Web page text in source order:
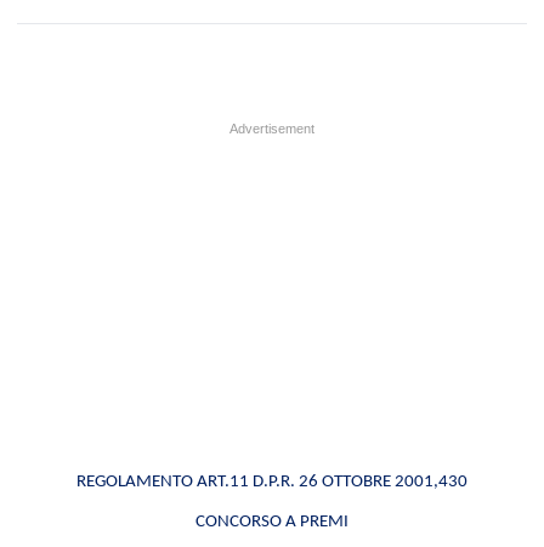
REGOLAMENTO ART.11 D.P.R. 26 OTTOBRE 2001,430
CONCORSO A PREMI